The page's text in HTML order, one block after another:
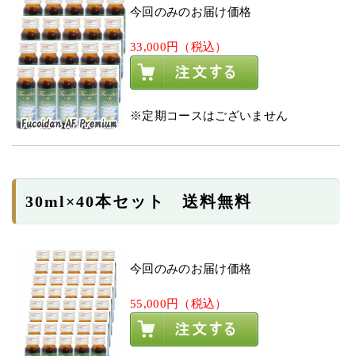
今回のみのお届け価格
33,000円（税込）
※定期コースはございません
30ml×40本セット 送料無料
今回のみのお届け価格
55,000円（税込）